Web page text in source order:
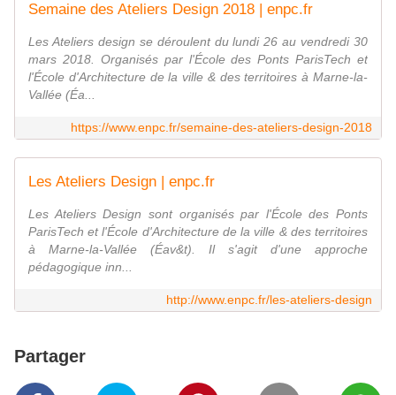
Semaine des Ateliers Design 2018 | enpc.fr
Les Ateliers design se déroulent du lundi 26 au vendredi 30
mars 2018. Organisés par l'École des Ponts ParisTech et
l'École d'Architecture de la ville & des territoires à Marne-la-
Vallée (Éa...
https://www.enpc.fr/semaine-des-ateliers-design-2018
Les Ateliers Design | enpc.fr
Les Ateliers Design sont organisés par l'École des Ponts
ParisTech et l'École d'Architecture de la ville & des territoires
à Marne-la-Vallée (Éav&t). Il s'agit d'une approche
pédagogique inn...
http://www.enpc.fr/les-ateliers-design
Partager